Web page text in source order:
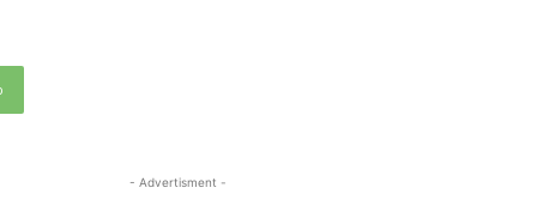
- Advertisment -